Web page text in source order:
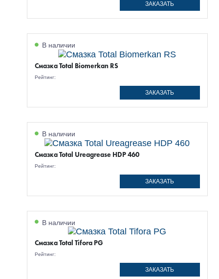
ЗАКАЗАТЬ
В наличии
Смазка Total Biomerkan RS
Рейтинг:
ЗАКАЗАТЬ
В наличии
Смазка Total Ureagrease HDP 460
Рейтинг:
ЗАКАЗАТЬ
В наличии
Смазка Total Tifora PG
Рейтинг:
ЗАКАЗАТЬ